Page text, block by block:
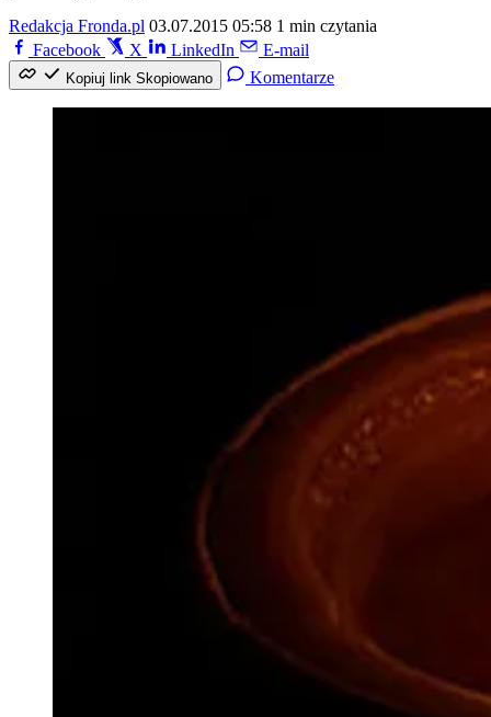
Redakcja Fronda.pl 03.07.2015 05:58 1 min czytania
Facebook
X LinkedIn E-mail
Kopiuj link Skopiowano Komentarze